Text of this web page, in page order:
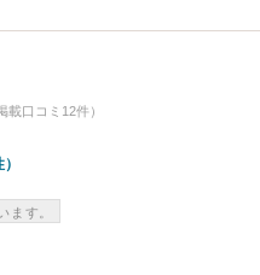
載口コミ12件）
ます。